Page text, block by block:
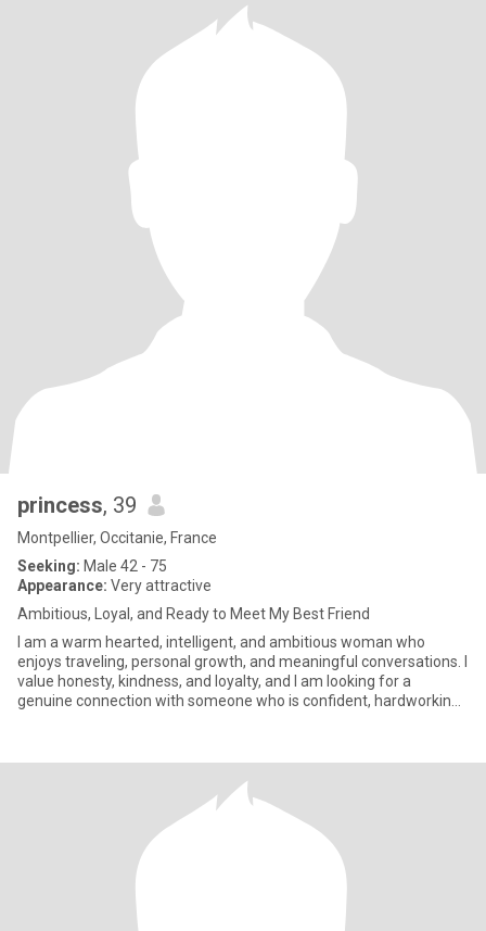
princess, 39
Montpellier, Occitanie, France
Seeking: Male 42 - 75
Appearance: Very attractive
Ambitious, Loyal, and Ready to Meet My Best Friend
I am a warm hearted, intelligent, and ambitious woman who
enjoys traveling, personal growth, and meaningful conversations. I
value honesty, kindness, and loyalty, and I am looking for a
genuine connection with someone who is confident, hardworking,